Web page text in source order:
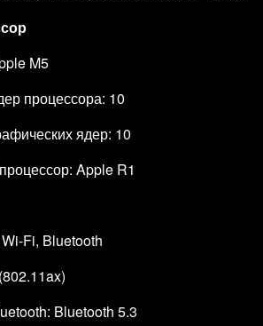
M5
процессора: 10
ядер: 10
Apple R1
Fi, Bluetooth
Bluetooth 5.3